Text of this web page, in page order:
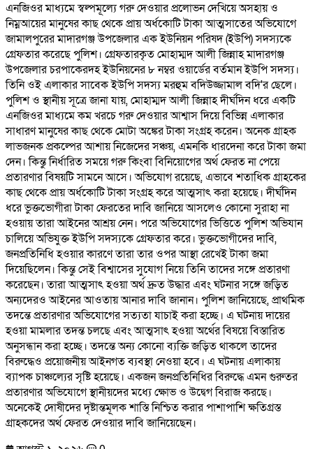
এনজিওর মাধ্যমে স্বল্পমূল্যে গরু দেওয়ার প্রলোভন দেখিয়ে অসহায় ও
নিম্নআয়ের মানুষের কাছ থেকে প্রায় অর্ধকোটি টাকা আত্মসাতের অভিযোগে
জামালপুরের মাদারগঞ্জ উপজেলার এক ইউনিয়ন পরিষদ (ইউপি) সদস্যকে
গ্রেফতার করেছে পুলিশ। গ্রেফতারকৃত মোহাম্মদ আলী জিন্নাহ মাদারগঞ্জ
উপজেলার চরপাকেরদহ ইউনিয়নের ৮ নম্বর ওয়ার্ডের বর্তমান ইউপি সদস্য।
তিনি ওই এলাকার সাবেক ইউপি সদস্য মরহুম বদিউজ্জামাল বদি'র ছেলে।
পুলিশ ও স্থানীয় সূত্রে জানা যায়, মোহাম্মদ আলী জিন্নাহ দীর্ঘদিন ধরে একটি
এনজিওর মাধ্যমে কম খরচে গরু দেওয়ার আশ্বাস দিয়ে বিভিন্ন এলাকার
সাধারণ মানুষের কাছ থেকে মোটা অঙ্কের টাকা সংগ্রহ করেন। অনেক গ্রাহক
লাভজনক প্রকল্পের আশায় নিজেদের সঞ্চয়, এমনকি ধারদেনা করে টাকা জমা
দেন। কিন্তু নির্ধারিত সময়ে গরু কিংবা বিনিয়োগের অর্থ ফেরত না পেয়ে
প্রতারণার বিষয়টি সামনে আসে। অভিযোগ রয়েছে, এভাবে শতাধিক গ্রাহকের
কাছ থেকে প্রায় অর্ধকোটি টাকা সংগ্রহ করে আত্মসাৎ করা হয়েছে। দীর্ঘদিন
ধরে ভুক্তভোগীরা টাকা ফেরতের দাবি জানিয়ে আসলেও কোনো সুরাহা না
হওয়ায় তারা আইনের আশ্রয় নেন। পরে অভিযোগের ভিত্তিতে পুলিশ অভিযান
চালিয়ে অভিযুক্ত ইউপি সদস্যকে গ্রেফতার করে। ভুক্তভোগীদের দাবি,
জনপ্রতিনিধি হওয়ার কারণে তারা তার ওপর আস্থা রেখেই টাকা জমা
দিয়েছিলেন। কিন্তু সেই বিশ্বাসের সুযোগ নিয়ে তিনি তাদের সঙ্গে প্রতারণা
করেছেন। তারা আত্মসাৎ হওয়া অর্থ দ্রুত উদ্ধার এবং ঘটনার সঙ্গে জড়িত
অন্যদেরও আইনের আওতায় আনার দাবি জানান। পুলিশ জানিয়েছে, প্রাথমিক
তদন্তে প্রতারণার অভিযোগের সত্যতা যাচাই করা হচ্ছে। এ ঘটনায় দায়ের
হওয়া মামলার তদন্ত চলছে এবং আত্মসাৎ হওয়া অর্থের বিষয়ে বিস্তারিত
অনুসন্ধান করা হচ্ছে। তদন্তে অন্য কোনো ব্যক্তি জড়িত থাকলে তাদের
বিরুদ্ধেও প্রয়োজনীয় আইনগত ব্যবস্থা নেওয়া হবে। এ ঘটনায় এলাকায়
ব্যাপক চাঞ্চল্যের সৃষ্টি হয়েছে। একজন জনপ্রতিনিধির বিরুদ্ধে এমন গুরুতর
প্রতারণার অভিযোগে স্থানীয়দের মধ্যে ক্ষোভ ও উদ্বেগ বিরাজ করছে।
অনেকেই দোষীদের দৃষ্টান্তমূলক শাস্তি নিশ্চিত করার পাশাপাশি ক্ষতিগ্রস্ত
গ্রাহকদের অর্থ ফেরত দেওয়ার দাবি জানিয়েছেন।